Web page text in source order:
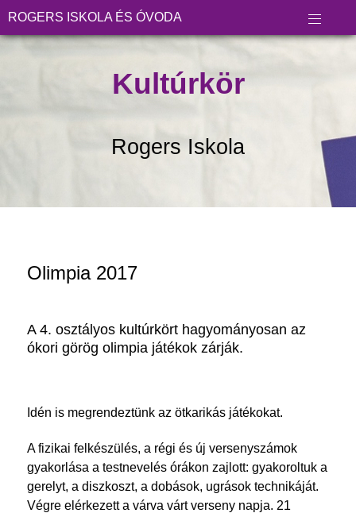
ROGERS ISKOLA ÉS ÓVODA
Kultúrkör
Rogers Iskola
Olimpia 2017
A 4. osztályos kultúrkört hagyományosan az
ókori görög olimpia játékok zárják.
Idén is megrendeztünk az ötkarikás játékokat.
A fizikai felkészülés, a régi és új versenyszámok
gyakorlása a testnevelés órákon zajlott: gyakoroltuk a
gerelyt, a diszkoszt, a dobások, ugrások technikáját.
Végre elérkezett a várva várt verseny napja. 21